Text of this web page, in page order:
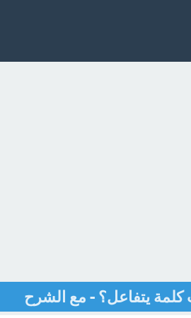
يتفاعل؟ - مع الشرح